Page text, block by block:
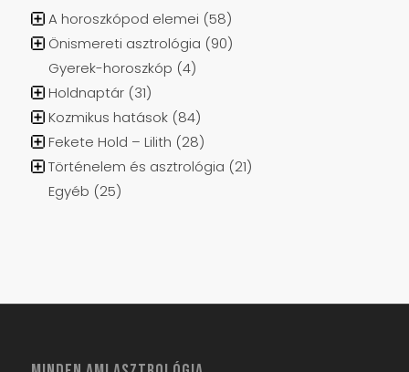
A horoszkópod elemei (58)
Önismereti asztrológia (90)
Gyerek-horoszkóp (4)
Holdnaptár(31)
Kozmikus hatások(84)
Fekete Hold – Lilith (28)
Történelem és asztrológia (21)
Egyéb (25)